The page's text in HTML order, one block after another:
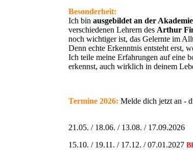
Besonderheit:
Ich binausgebildet an der
verschiedenen Lehrern des Arthur
noch wichtiger ist, das Gelernte im
Denn echte Erkenntnis entsteht erst,
Ich teile meine Erfahrungen auf eine
erkennst, auch wirklich in deinem
Termine 2026:Melde dich jetzt an -
21.05. / 18.06. / 13.08. / 17.09.2026
15.10. / 19.11. / 17.12. / 07.01.2027